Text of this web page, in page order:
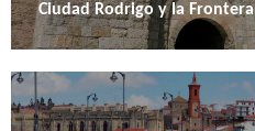
Ciudad Rodrigo y la Frontera